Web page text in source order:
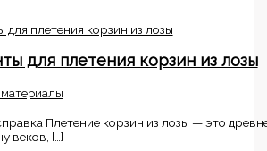
для плетения корзин из лозы
Плетение корзин из лозы — это
веков, […]